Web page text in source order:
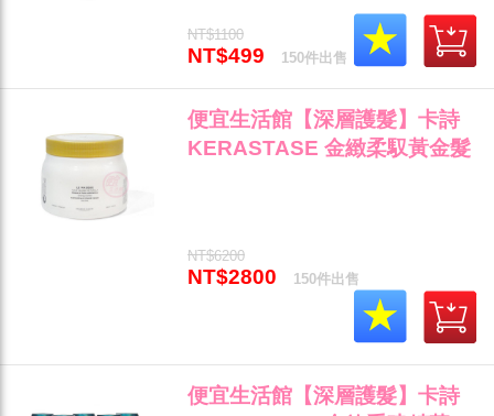
NT$1100
NT$499 150件出售
便宜生活館【深層護髮】卡詩
KERASTASE 金緻柔馭黃金髮
NT$6200
NT$2800 150件出售
便宜生活館【深層護髮】卡詩